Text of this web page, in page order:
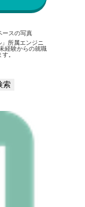
所属エンジニ
経験からの就職
。